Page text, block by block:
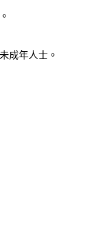
成年人士。